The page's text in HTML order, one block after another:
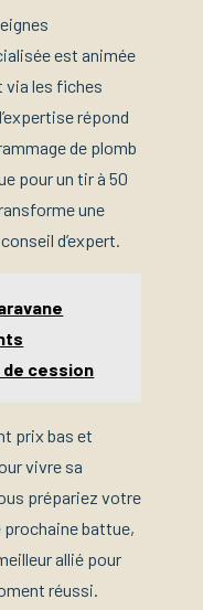
est animée
via les fiches
répond
de plomb
pour un tir à 50
une
d’expert.
cession
prix bas et
vivre sa
prépariez votre
battue,
allié pour
réussi.